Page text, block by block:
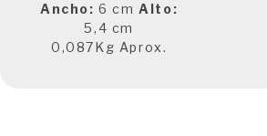
Ancho: 6 cmAlto:
5,4 cm
0,087Kg Aprox.